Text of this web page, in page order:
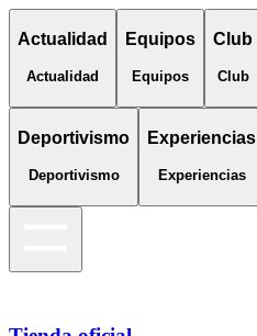
Actualidad
Actualidad
Equipos
Equipos
Club
Club
Deportivismo
Deportivismo
Experiencias
Experiencias